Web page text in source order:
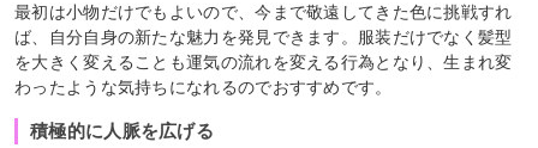
最初は小物だけでもよいので、今まで敬遠してきた色に挑戦すれ
ば、自分自身の新たな魅力を発見できます。服装だけでなく髪型
を大きく変えることも運気の流れを変える行為となり、生まれ変
わったような気持ちになれるのでおすすめです。
積極的に人脈を広げる